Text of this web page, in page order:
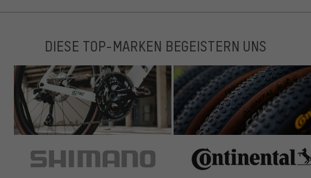
DIESE TOP-MARKEN BEGEISTERN UNS